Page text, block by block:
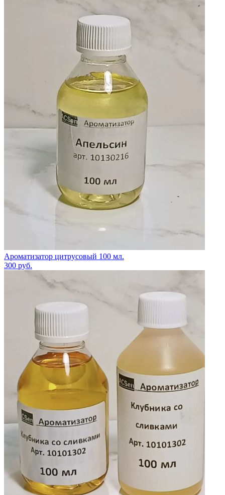
Ароматизатор цитрусовый 100 мл.
300 руб.